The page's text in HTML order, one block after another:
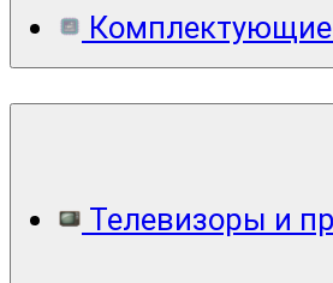
Комплектующие
Телевизоры и